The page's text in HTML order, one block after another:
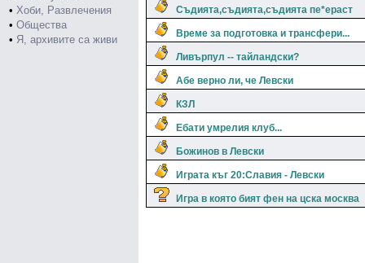
• Хоби, Развлечения
• Общества
• Я, архивите са живи
Съдията,съдията,съдията пе*ераст
Време за подготовка и трансфери...
Ливърпул -- тайландски?
Абе верно ли, че Левски
КЗЛ
Ебати умрелия клуб...
Божинов в Левски
Играта къг 20:Славия - Левски
Игра в която бият фен на цска москва